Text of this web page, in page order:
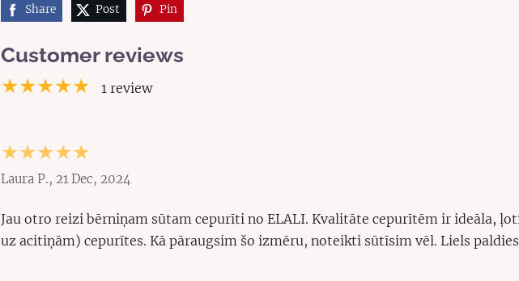
Share Post Pin
Customer reviews
★★★★★ 1 review
★★★★★
Laura P., 21 Dec, 2024
Jau otro reizi bērniņam sūtam cepurīti no ELALI. Kvalitāte cepurītēm ir ideāla,
uz acitiņām) cepurītes. Kā pāraugsim šo izmēru, noteikti sūtīsim vēl. Liels